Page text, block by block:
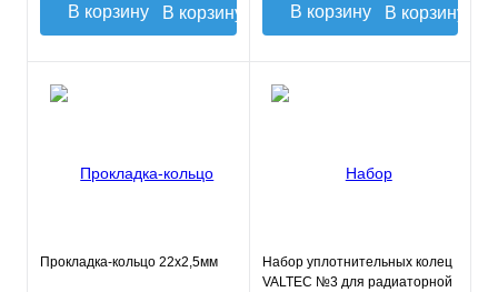
В корзину В корзину
Прокладка-кольцо 22х2,5мм
Набор уплотнительных колец
VALTEC №3 для радиаторной